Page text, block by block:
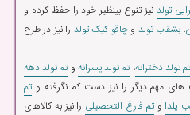
تولد نیز تنوع بینظیر خود را حفظ کرده و
،بشقاب تولد وچاقو کیک تولد را نیز در طرح
تولد دخترانه،تم تولد پسرانه وتم تولد دهه
های مهم دیگر را نیز دست کم نگرفته وتم
یلدا وتم فارغ التحصیلی را نیز به کالاهای